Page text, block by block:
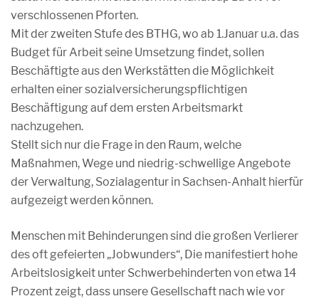
verschlossenen Pforten.
Mit der zweiten Stufe des BTHG, wo ab 1.Januar u.a. das
Budget für Arbeit seine Umsetzung findet, sollen
Beschäftigte aus den Werkstätten die Möglichkeit
erhalten einer sozialversicherungspflichtigen
Beschäftigung auf dem ersten Arbeitsmarkt
nachzugehen.
Stellt sich nur die Frage in den Raum, welche
Maßnahmen, Wege und niedrig-schwellige Angebote
der Verwaltung, Sozialagentur in Sachsen-Anhalt hierfür
aufgezeigt werden können.
Menschen mit Behinderungen sind die großen Verlierer
des oft gefeierten „Jobwunders“, Die manifestiert hohe
Arbeitslosigkeit unter Schwerbehinderten von etwa 14
Prozent zeigt, dass unsere Gesellschaft nach wie vor